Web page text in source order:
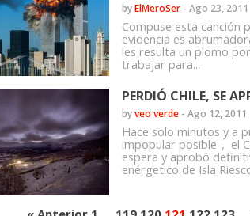
byElMeroSer - Ago 23, 2011
Compuse esta canción
evidencia es
les resulta un plomo
trabajar para...
PERDIÓ CHILE, SE
byveo verde - Ago 12, 2011
Hace solo minutos y a
impopular posible-, el
espera y aprobó
enérgetico de Isla